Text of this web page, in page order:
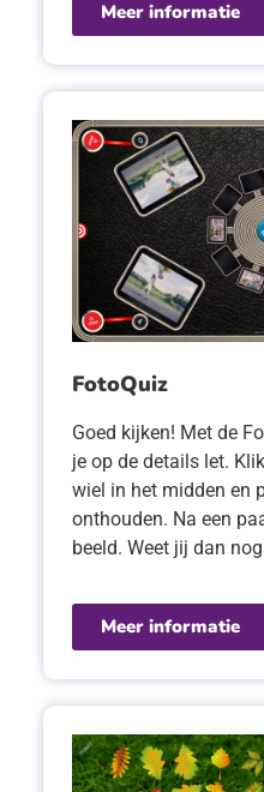
Meer informatie
FotoQuiz
Goed kijken! Met de
je op de details let.
wiel in het midden en
onthouden. Na een
beeld. Weet jij dan
Meer informatie